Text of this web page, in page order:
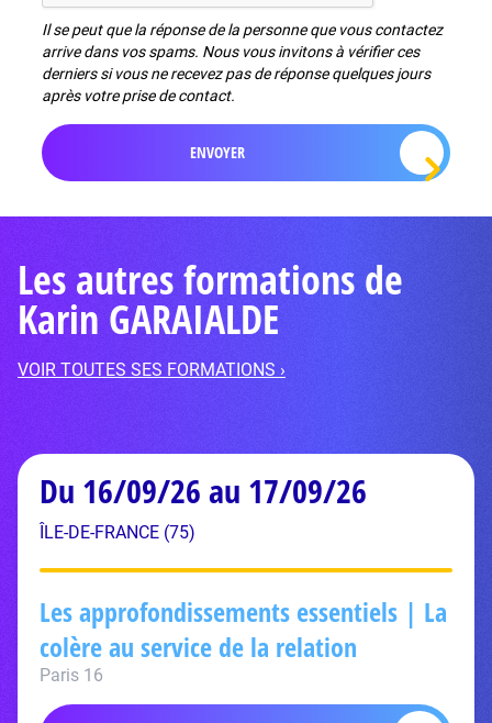
Il se peut que la réponse de la personne que vous contactez
arrive dans vos spams. Nous vous invitons à vérifier ces
derniers si vous ne recevez pas de réponse quelques jours
après votre prise de contact.
Les autres formations de
Karin GARAIALDE
VOIR TOUTES SES FORMATIONS ›
Du 16/09/26 au 17/09/26
ÎLE-DE-FRANCE (75)
Les approfondissements essentiels | La
colère au service de la relation
Paris 16